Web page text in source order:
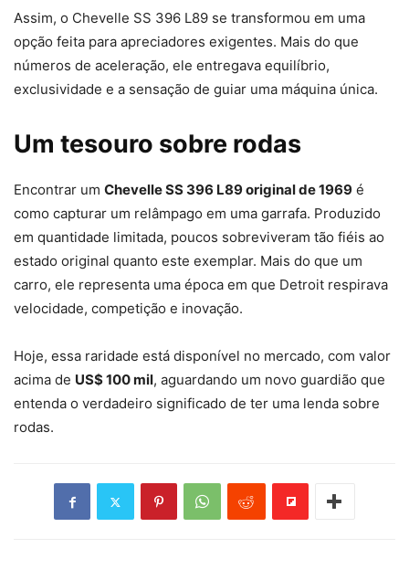
Assim, o Chevelle SS 396 L89 se transformou em uma
opção feita para apreciadores exigentes. Mais do que
números de aceleração, ele entregava equilíbrio,
exclusividade e a sensação de guiar uma máquina única.
Um tesouro sobre rodas
Encontrar um Chevelle SS 396 L89 original de 1969 é
como capturar um relâmpago em uma garrafa. Produzido
em quantidade limitada, poucos sobreviveram tão fiéis ao
estado original quanto este exemplar. Mais do que um
carro, ele representa uma época em que Detroit respirava
velocidade, competição e inovação.
Hoje, essa raridade está disponível no mercado, com valor
acima de US$ 100 mil, aguardando um novo guardião que
entenda o verdadeiro significado de ter uma lenda sobre
rodas.